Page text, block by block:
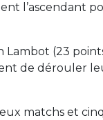
l’ascendant
(23
de dérouler
matchs et